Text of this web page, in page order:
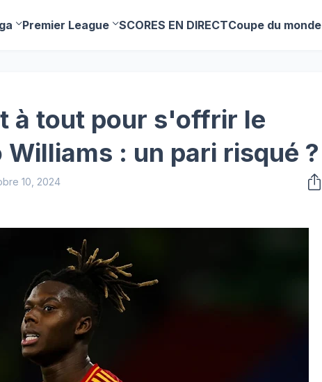
Premier League SCORES EN DIRECTCoupe du monde
à tout pour s'offrir le
Williams : un pari risqué ?
10, 2024